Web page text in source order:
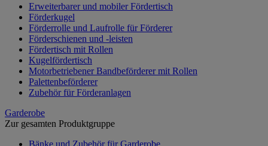
Erweiterbarer und mobiler Fördertisch
Förderkugel
Förderrolle und Laufrolle für Förderer
Förderschienen und -leisten
Fördertisch mit Rollen
Kugelfördertisch
Motorbetriebener Bandbeförderer mit Rollen
Palettenbeförderer
Zubehör für Förderanlagen
Garderobe
Zur gesamten Produktgruppe
Bänke und Zubehör für Garderobe